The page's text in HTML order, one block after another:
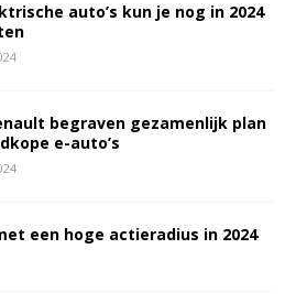
auto’s kun je nog in 2024
begraven gezamenlijk plan
e-auto’s
een hoge actieradius in 2024